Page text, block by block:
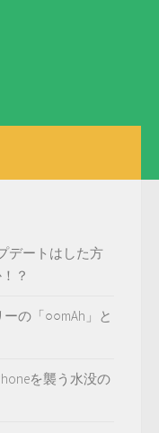
デートはした方
？
の「○○mAh」と
を襲う水没の